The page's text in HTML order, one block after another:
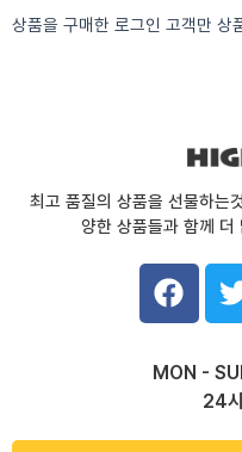
상품을 구매한 로그인 고객만 상
최고 품질의 상품을 선물하는
양한 상품들과 함께 더
F
a
c
b
o
i
t
r
MON -
24